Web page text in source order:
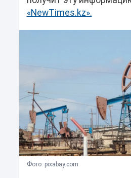
«NewTimes.kz».
Фото: pixabay.com